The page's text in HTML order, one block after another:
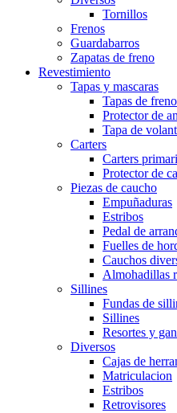
Tornillos
Frenos
Guardabarros
Zapatas de freno
Revestimiento
Tapas y mascaras
Tapas de freno
Protector de
Tapa de
Carters
Carters
Protector de
Piezas de caucho
Empuñaduras
Estribos
Pedal de
Fuelles de
Cauchos
Almohadillas
Sillines
Fundas de
Sillines
Resortes y
Diversos
Cajas de
Matriculacion
Estribos
Retrovisores